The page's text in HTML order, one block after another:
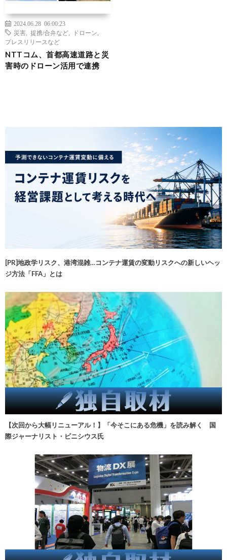
2024.06.28 06:00:23
災害
提携/合弁など ドローン
プレスリリースなど
NTTコム、首都高速道路と災
害時のドローン活用で連携
[PR]地政学リスク、港湾混雑…コンテナ運賃の変動リスクへの新しいヘッ
ジ方法「FFA」とは
【次回から大幅リニューアル！】「今そこにある危機」を読み解く 国
際ジャーナリスト・ビニシウス氏